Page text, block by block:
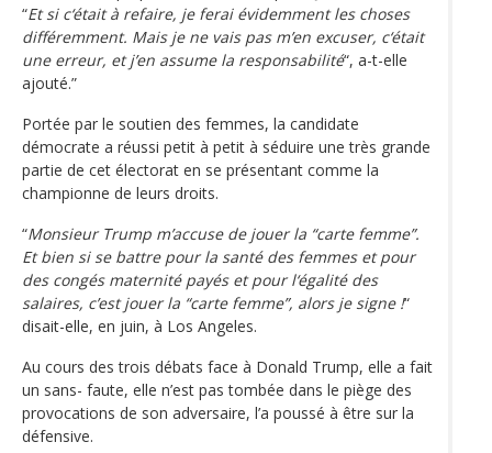
“Et si c‘était à refaire, je ferai évidemment les choses
différemment. Mais je ne vais pas m’en excuser, c‘était
une erreur, et j’en assume la responsabilité“, a-t-elle
ajouté.”
Portée par le soutien des femmes, la candidate
démocrate a réussi petit à petit à séduire une très grande
partie de cet électorat en se présentant comme la
championne de leurs droits.
“Monsieur Trump m’accuse de jouer la “carte femme”.
Et bien si se battre pour la santé des femmes et pour
des congés maternité payés et pour l‘égalité des
salaires, c’est jouer la “carte femme”, alors je signe !“
disait-elle, en juin, à Los Angeles.
Au cours des trois débats face à Donald Trump, elle a fait
un sans- faute, elle n’est pas tombée dans le piège des
provocations de son adversaire, l’a poussé à être sur la
défensive.